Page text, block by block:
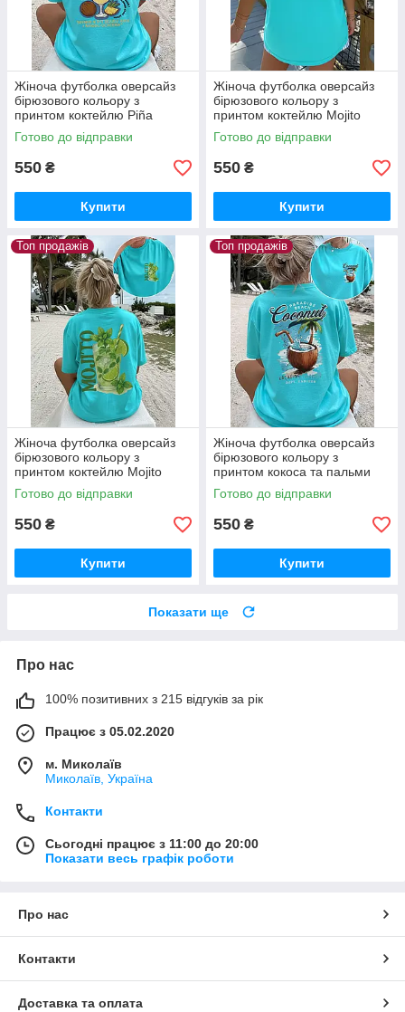
Жіноча футболка оверсайз
бірюзового кольору з
принтом коктейлю Piña
Colada
Готово до відправки
550 ₴
Купити
Жіноча футболка оверсайз
бірюзового кольору з
принтом коктейлю Mojito
Готово до відправки
550 ₴
Купити
Топ продажів
Жіноча футболка оверсайз
бірюзового кольору з
принтом коктейлю Mojito
Готово до відправки
550 ₴
Купити
Топ продажів
Жіноча футболка оверсайз
бірюзового кольору з
принтом кокоса та пальми
Готово до відправки
550 ₴
Купити
Показати ще
Про нас
100% позитивних з 215 відгуків за рік
Працює з 05.02.2020
м. Миколаїв
Миколаїв, Україна
Контакти
Сьогодні працює з 11:00 до 20:00
Показати весь графік роботи
Про нас
Контакти
Доставка та оплата